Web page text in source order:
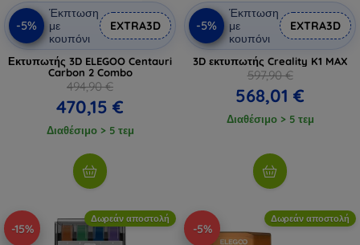
-5%
Έκπτωση
με
κουπόνι
EXTRA3D
Εκτυπωτής 3D ELEGOO Centauri
Carbon 2 Combo
494,90 €
470,15 €
Διαθέσιμο > 5 τεμ
-5%
Έκπτωση
με
κουπόνι
EXTRA3D
3D εκτυπωτής Creality K1 MAX
597,90 €
568,01 €
Διαθέσιμο > 5 τεμ
-15%
Δωρεάν αποστολή
-5%
Δωρεάν αποστολή